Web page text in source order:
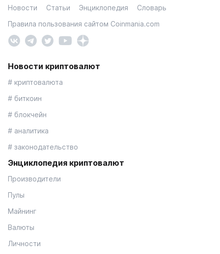
Новости Статьи Энциклопедия
Словарь
Правила пользования сайтом Coinmania.com
Новости криптовалют
# криптовалюта
# биткоин
# блокчейн
# аналитика
# законодательство
Энциклопедия криптовалют
Производители
Пулы
Майнинг
Валюты
Личности